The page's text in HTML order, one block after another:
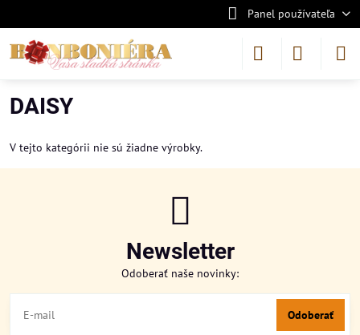
Panel používateľa
DAISY
V tejto kategórii nie sú žiadne výrobky.
Newsletter
Odoberať naše novinky:
Odoberať